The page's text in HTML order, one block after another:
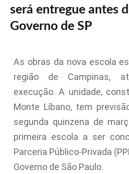
será entregue antes
Governo de SP
As obras da nova escola
região de Campinas,
execução. A unidade,
Monte Líbano, tem
segunda quinzena de
primeira escola a ser
Parceria Público-Privada
Governo de São Paulo.